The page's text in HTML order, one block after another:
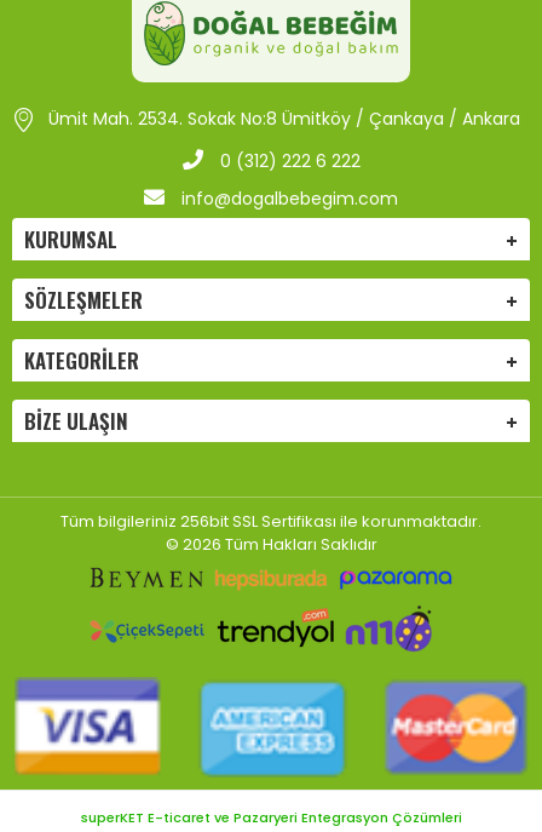
Ümit Mah. 2534. Sokak No:8 Ümitköy / Çankaya / Ankara
0 (312) 222 6 222
info@dogalbebegim.com
KURUMSAL
SÖZLEŞMELER
KATEGORILER
BIZE ULAŞIN
Tüm bilgileriniz 256bit SSL Sertifikası ile korunmaktadır.
© 2026 Tüm Hakları Saklıdır
superKET E-ticaret ve Pazaryeri Entegrasyon Çözümleri